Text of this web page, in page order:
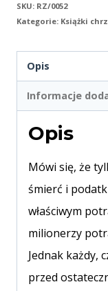
SKU: RZ/0052
Kategorie: Książki
Opis
Informacje
Opis
Mówi się, że
śmierć i
właściwym
milionerzy
Jednak każdy,
przed